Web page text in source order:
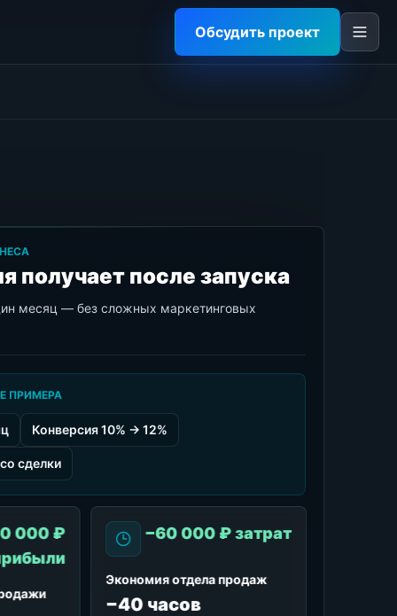
Обсудить проект
получает после запуска
месяц — без сложных маркетинговых
ПРИМЕРА
Конверсия 10% → 12%
сделки
000 ₽
−60 000 ₽ затрат
Экономия отдела продаж
−40 часов